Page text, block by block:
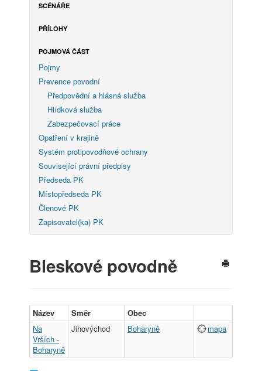
SCÉNÁŘE
PŘÍLOHY
POJMOVÁ ČÁST
Pojmy
Prevence povodní
Předpovědní a hlásná služba
Hlídková služba
Zabezpečovací práce
Opatření v krajině
Systém protipovodňové ochrany
Související právní předpisy
Předseda PK
Místopředseda PK
Členové PK
Zapisovatel(ka) PK
Bleskové povodně
Název Směr
Obec
Na
Vrších -
Boharyně
Jihovýchod Boharyně mapa